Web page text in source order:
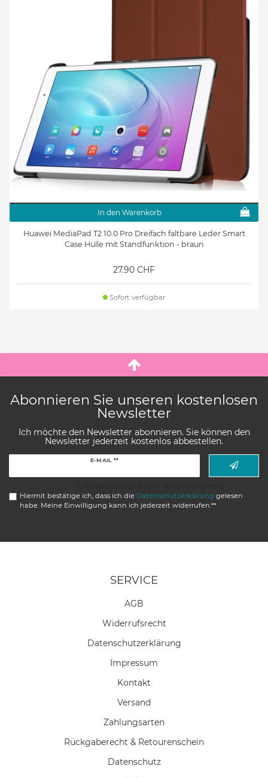
In den Warenkorb
Huawei MediaPad T2 10.0 Pro Dreifach faltbare Leder Smart
Case Hülle mit Standfunktion - braun
27.90 CHF
Sofort verfügbar
Abonnieren Sie unseren kostenlosen
Newsletter
Ich möchte den Newsletter abonnieren. Sie können den
Newsletter jederzeit kostenlos abbestellen.
E-MAIL **
Hiermit bestätige ich, dass ich die Daten­schutz­erklärung gelesen
habe. Meine Einwilligung kann ich jederzeit widerrufen.**
SERVICE
AGB
Widerrufs­recht
Daten­schutz­erklärung
Impressum
Kontakt
Versand
Zahlungsarten
Rückgaberecht & Retourenschein
Datenschutz